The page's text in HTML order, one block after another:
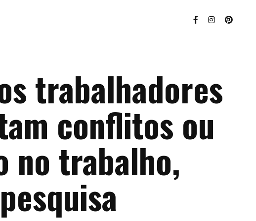
trabalhadores
conflitos ou
no trabalho,